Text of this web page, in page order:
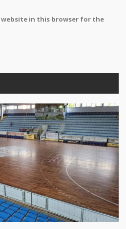
website in this browser for the